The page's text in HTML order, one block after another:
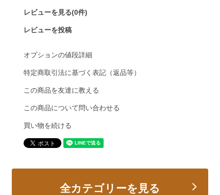
レビューを見る(0件)
レビューを投稿
オプションの値段詳細
特定商取引法に基づく表記（返品等）
この商品を友達に教える
この商品について問い合わせる
買い物を続ける
全カテゴリーを見る